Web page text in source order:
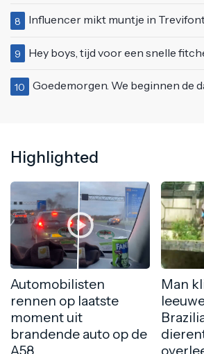
8 Influencer mikt muntje in Trevifontein, maar
9 Hey boys, tijd voor een snelle
10 Goedemorgen. We beginnen de dag lekker met
Highlighted
Automobilisten
rennen op laatste
moment uit
brandende auto op de
A58
Man